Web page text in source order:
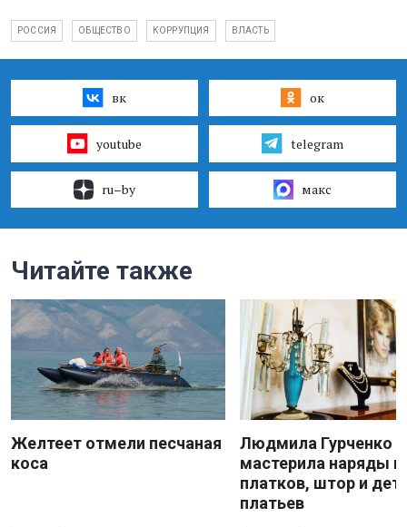
РОССИЯ ОБЩЕСТВО КОРРУПЦИЯ ВЛАСТЬ
вк ок
youtube telegram
ru–by макс
Читайте также
Желтеет отмели песчаная
коса
Людмила Гурченко
мастерила наряды
платков, штор и
платьев